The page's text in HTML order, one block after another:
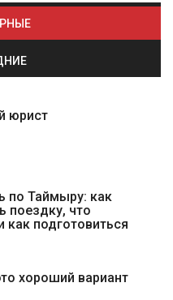
юрист
по Таймыру: как
поездку, что
как подготовиться
хороший вариант